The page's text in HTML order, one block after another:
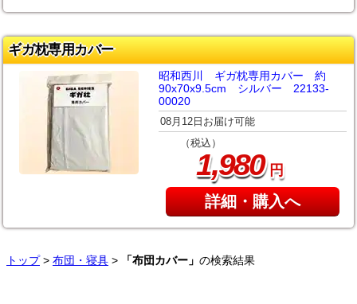
ギガ枕専用カバー
昭和西川 ギガ枕専用カバー 約
90x70x9.5cm シルバー 22133-
00020
08月12日お届け可能
（税込）
1,980円
詳細・購入へ
トップ> 布団・寝具 > 「布団カバー」 の検索結果